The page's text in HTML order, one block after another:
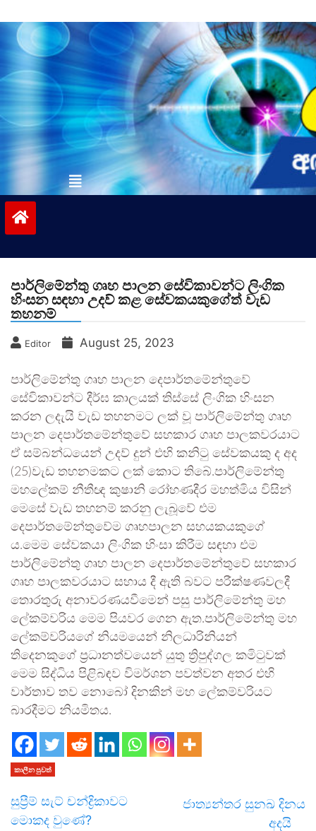
to
contentvinivida.lk
පාර්ලිමේන්තු ගෘහ පාලන සේවිකාවන්ට ලිංගික
හිංසන සඳහා උදව් කළ සේවකයකුගේත් වැඩ
තහනම්
Editor August 25, 2023
පාර්ලිමේන්තු ගෘහ පාලන දෙපාර්තමේන්තුවේ
සේවිකාවන්ට දීර්ඝ කාලයක් තිස්සේ ලිංගික හිංසන
කරන ලදැයි වැඩ තහනමට ලක් වූ පාර්ලිමේන්තු ගෘහ
පාලන දෙපාර්තමේන්තුවේ සහකාර ගෘහ පාලකවරයාට
ඒ සම්බන්ධයෙන් උදව් දුන් එහි කනිටු සේවකයකු ද අද
(25)වැඩ තහනමකට ලක් කොට තිබේ.පාර්ලිමේන්තු
මහලේකම් නීතීඥ කුෂානි රෝහණදීර මහත්මිය විසින්
මෙසේ වැඩ තහනම් කරනු ලැබූවේ එම
දෙපාර්තමේන්තුවේම ගෘහපාලන සහයකයකුගේ
ය.මෙම සේවකයා ලිංගික හිංසා කිරීම සඳහා එම
පාර්ලිමේන්තු ගෘහ පාලන දෙපාර්තමේන්තුවේ සහකාර
ගෘහ පාලකවරයාට සහාය දී ඇති බවට පරීක්ෂණවලදී
තොරතුරු අනාවරණයවීමෙන් පසු පාර්ලිමේන්තු මහ
ලේකම්වරිය මෙම පියවර ගෙන ඇත.පාර්ලිමේන්තු මහ
ලේකම්වරියගේ නියමයෙන් නිලධාරිනියන්
තිදෙනකුගේ ප්‍රධානත්වයෙන් යුතු ත්‍රිපුද්ගල කමිටුවක්
මෙම සිද්ධිය පිළිබඳව විමර්ශන පවත්වන අතර එහි
වාර්තාව තව නොබෝ දිනකින් මහ ලේකම්වරියට
බාරදීමට නියමිතය.
කාලීන පුවත්
සුප්‍රීම් සැට් චන්ද්‍රිකාවට
මොකද වුණේ?
ජාත්‍යන්තර සුනඛ දිනය
අදයි